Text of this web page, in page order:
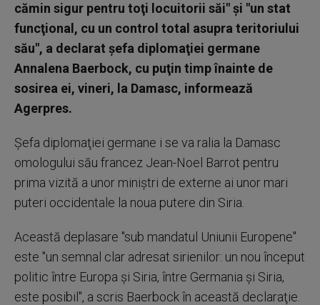
cămin sigur pentru toţi locuitorii săi" şi "un stat
funcţional, cu un control total asupra teritoriului
său", a declarat şefa diplomaţiei germane
Annalena Baerbock, cu puţin timp înainte de
sosirea ei, vineri, la Damasc, informează
Agerpres.
Şefa diplomaţiei germane i se va ralia la Damasc
omologului său francez Jean-Noel Barrot pentru
prima vizită a unor miniştri de externe ai unor mari
puteri occidentale la noua putere din Siria.
Această deplasare "sub mandatul Uniunii Europene"
este "un semnal clar adresat sirienilor: un nou început
politic între Europa şi Siria, între Germania şi Siria,
este posibil", a scris Baerbock în această declaraţie.